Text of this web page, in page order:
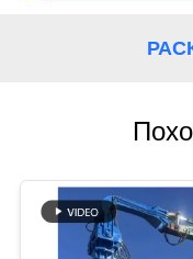
СПРОСИТЕ
SITEMAP